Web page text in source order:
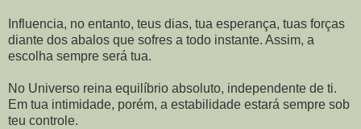
Influencia, no entanto, teus dias, tua esperança, tuas forças
diante dos abalos que sofres a todo instante. Assim, a
escolha sempre será tua.
No Universo reina equilíbrio absoluto, independente de ti.
Em tua intimidade, porém, a estabilidade estará sempre sob
teu controle.